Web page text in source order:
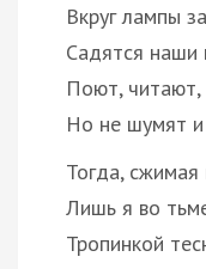
Вкруг лампы
Садятся наши
Поют, читают,
Но не шумят
Тогда, сжимая
Лишь я во
Тропинкой